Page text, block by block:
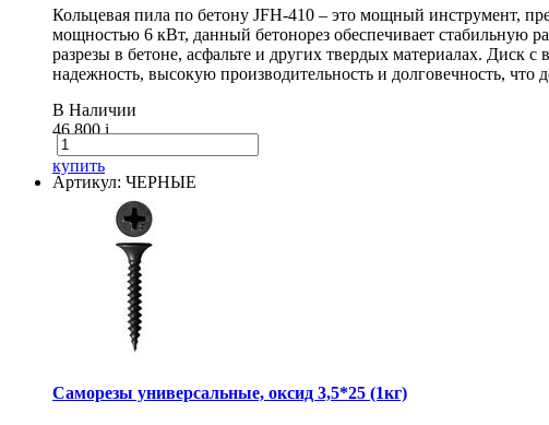
Кольцевая пила по бетону JFH-410 – это мощный инструмент,
мощностью 6 кВт, данный бетонорез обеспечивает стабильную
разрезы в бетоне, асфальте и других твердых материалах. Диск
надежность, высокую производительность и долговечность,
В Наличии
46 800i
купить
Артикул: ЧЕРНЫЕ
Саморезы универсальные, оксид 3,5*25 (1кг)